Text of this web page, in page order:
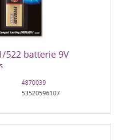
522 batterie 9V
4870039
53520596107